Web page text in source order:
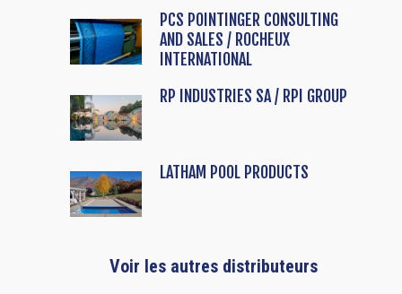
PCS POINTINGER CONSULTING
AND SALES / ROCHEUX
INTERNATIONAL
RP INDUSTRIES SA / RPI GROUP
LATHAM POOL PRODUCTS
Voir les autres distributeurs